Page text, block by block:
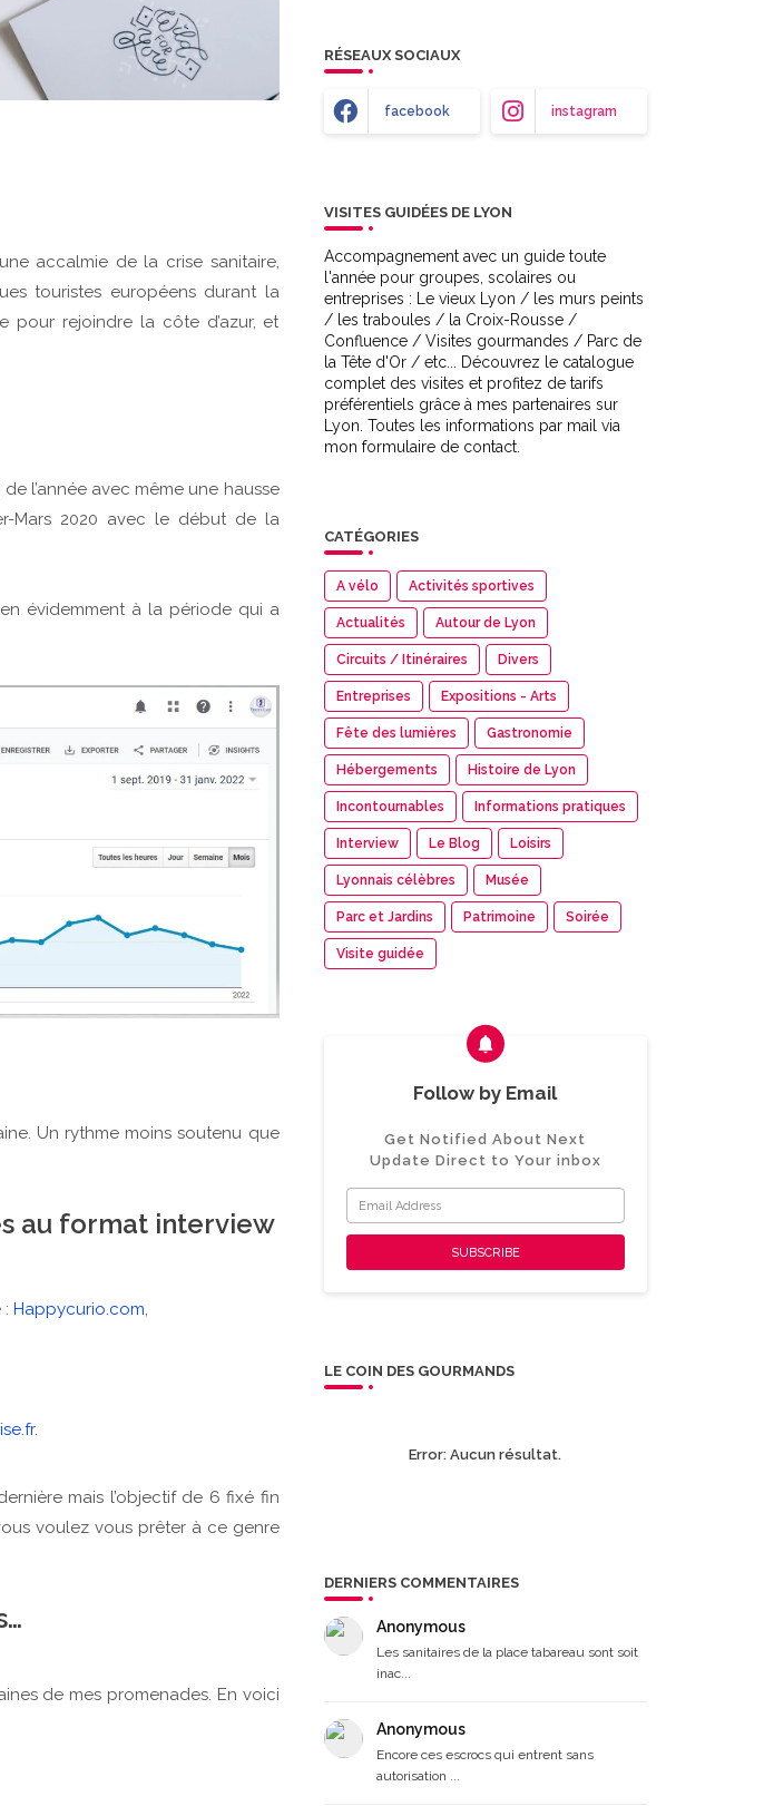
accalmie de la crise sanitaire,
touristes européens durant la
pour rejoindre la côte d’azur, et
l’année avec même une hausse
Mars 2020 avec le début de la
évidemment à la période qui a
Un rythme moins soutenu que
au format interview
Happycurio.com,
.
mais l’objectif de 6 fixé fin
voulez vous prêter à ce genre
de mes promenades. En voici
RÉSEAUX SOCIAUX
facebook instagram
VISITES GUIDÉES DE LYON
Accompagnement avec un guide toute
l'année pour groupes, scolaires ou
entreprises : Le vieux Lyon / les murs peints
/ les traboules / la Croix-Rousse /
Confluence / Visites gourmandes / Parc de
la Tête d'Or / etc... Découvrez le catalogue
complet des visites et profitez de tarifs
préférentiels grâce à mes partenaires sur
Lyon. Toutes les informations par mail via
mon formulaire de contact.
CATÉGORIES
A vélo Activités sportives
Actualités Autour de Lyon
Circuits / Itinéraires Divers
Entreprises Expositions - Arts
Fête des lumières Gastronomie
Hébergements Histoire de Lyon
Incontournables Informations pratiques
Interview Le Blog Loisirs
Lyonnais célèbres Musée
Parc et Jardins Patrimoine Soirée
Visite guidée
Follow by Email
Get Notified About Next
Update Direct to Your inbox
LE COIN DES GOURMANDS
Error: Aucun résultat.
DERNIERS COMMENTAIRES
Anonymous
Les sanitaires de la place tabareau sont soit
inac...
Anonymous
Encore ces escrocs qui entrent sans
autorisation ...